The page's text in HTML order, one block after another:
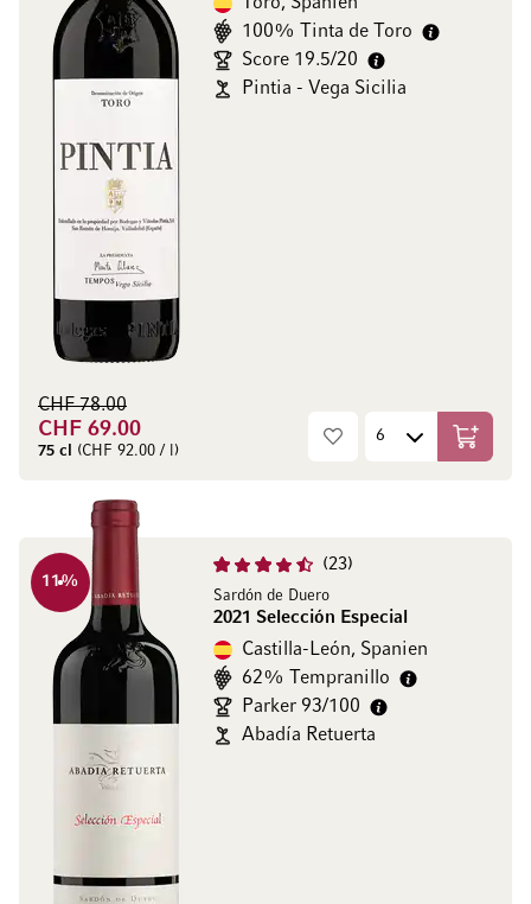
100% Tinta de Toro
Score 19.5/20
Pintia - Vega Sicilia
CHF 69.00
CHF 78.00
75 cl (CHF 92.00 / l) In den
23
Sardón de Duero
2021 Selección Especial
11%
Castilla-León, Spanien
62% Tempranillo
Parker 93/100
Abadía Retuerta